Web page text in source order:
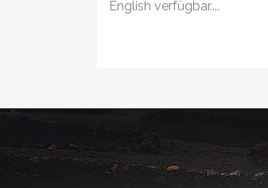
English verfügbar....